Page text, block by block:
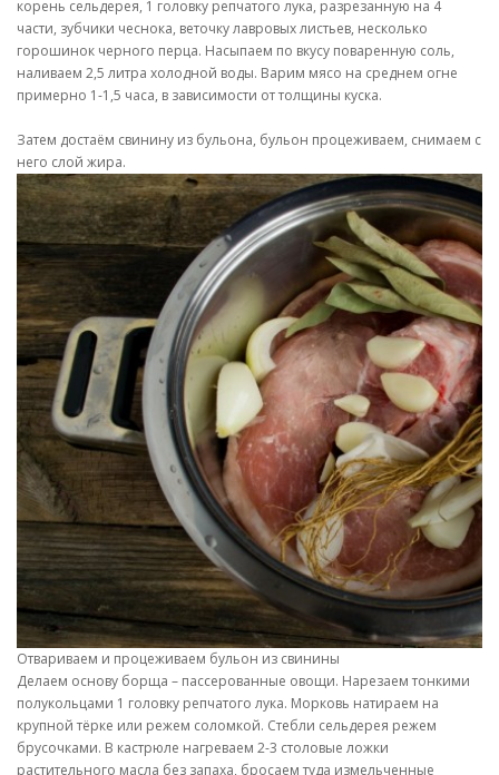
корень сельдерея, 1 головку репчатого лука, разрезанную на 4
части, зубчики чеснока, веточку лавровых листьев, несколько
горошинок черного перца. Насыпаем по вкусу поваренную соль,
наливаем 2,5 литра холодной воды. Варим мясо на среднем огне
примерно 1-1,5 часа, в зависимости от толщины куска.
Затем достаём свинину из бульона, бульон процеживаем, снимаем с
него слой жира.
Отвариваем и процеживаем бульон из свинины
Делаем основу борща – пассерованные овощи. Нарезаем тонкими
полукольцами 1 головку репчатого лука. Морковь натираем на
крупной тёрке или режем соломкой. Стебли сельдерея режем
брусочками. В кастрюле нагреваем 2-3 столовые ложки
растительного масла без запаха, бросаем туда измельченные